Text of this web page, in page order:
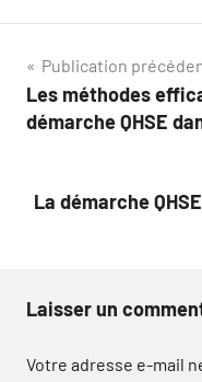
Navigation
de
Publication
Les méthodes
démarche QHSE
La démarche
Laisser un
Votre adresse e-mail